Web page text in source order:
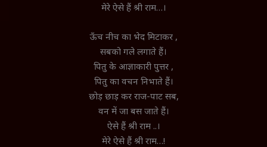
मेरे ऐसे हैं श्री राम…।
ऊँच नीच का भेद मिटाकर ,
सबको गले लगाते हैं।
पितु के आज्ञाकारी पुत्तर ,
पितु का वचन निभाते हैं।
छोड़ छाड़ कर राज-पाट सब,
वन में जा बस जाते हैं।
ऐसे हैं श्री राम ..।
मेरे ऐसे हैं श्री राम…!